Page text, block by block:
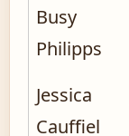
Busy
Philipps
Jessica
Cauffiel